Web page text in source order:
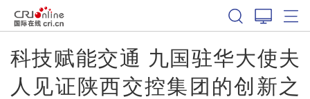
科技赋能交通 九国驻华大使夫
人见证陕西交控集团的创新之